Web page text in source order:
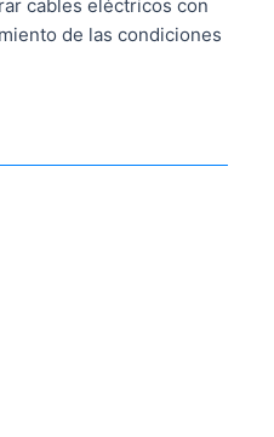
cables eléctricos con
de las condiciones